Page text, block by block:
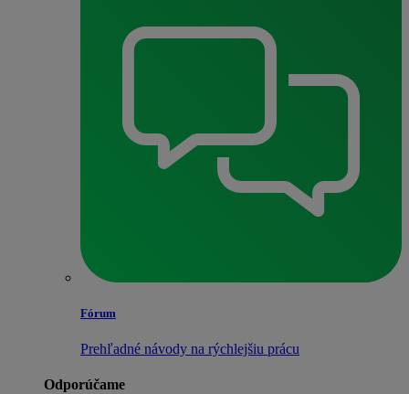
Fórum
Prehľadné návody na rýchlejšiu prácu
Odporúčame